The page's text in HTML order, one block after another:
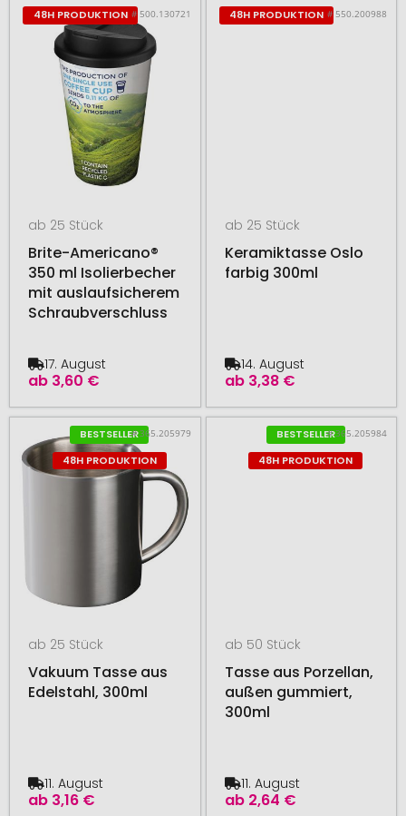
48H PRODUKTION # 500.130721
ab 25 Stück
Brite-Americano®
350 ml Isolierbecher
mit auslaufsicherem
Schraubverschluss
ab 3,60 €
17. August
48H PRODUKTION # 550.200988
ab 25 Stück
Keramiktasse Oslo
farbig 300ml
ab 3,38 €
14. August
BESTSELLER
48H PRODUKTION
# 365.205979
ab 25 Stück
Vakuum Tasse aus
Edelstahl, 300ml
ab 3,16 €
11. August
BESTSELLER
48H PRODUKTION
# 365.205984
ab 50 Stück
Tasse aus Porzellan,
außen gummiert,
300ml
ab 2,64 €
11. August